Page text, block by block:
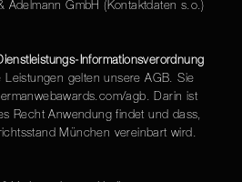
Adelmann GmbH (Kontaktdaten s.o.)
Informationsverordnung
gelten unsere AGB. Sie
agb. Darin ist
Recht Anwendung findet und dass,
München vereinbart wird.